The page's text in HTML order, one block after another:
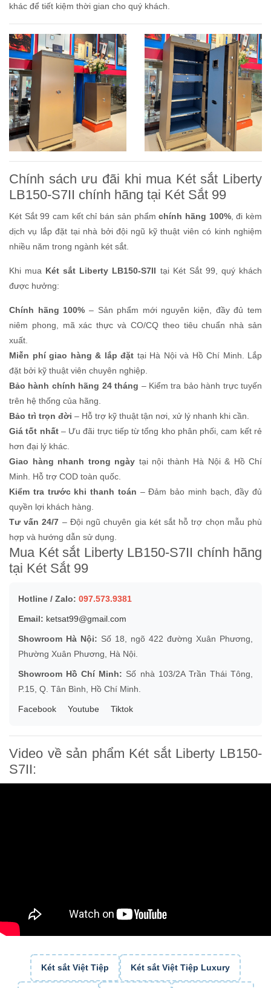
khác để tiết kiệm thời gian cho quý khách.
Chính sách ưu đãi khi mua Két sắt Liberty
LB150-S7II chính hãng tại Két Sắt 99
Két Sắt 99 cam kết chỉ bán sản phẩmchính hãng 100%, đi kèm
dịch vụ lắp đặt tại nhà bởi đội ngũ kỹ thuật viên có kinh nghiệm
nhiều năm trong ngành két sắt.
Khi mua Két sắt Liberty LB150-S7II tại Két Sắt 99, quý khách
được hưởng:
Chính hãng 100% – Sản phẩm mới nguyên kiện, đầy đủ tem
niêm phong, mã xác thực và CO/CQ theo tiêu chuẩn nhà sản
xuất.
Miễn phí giao hàng & lắp đặt tại Hà Nội và Hồ Chí Minh. Lắp
đặt bởi kỹ thuật viên chuyên nghiệp.
Bảo hành chính hãng 24 tháng – Kiểm tra bảo hành trực tuyến
trên hệ thống của hãng.
Bảo trì trọn đời – Hỗ trợ kỹ thuật tận nơi, xử lý nhanh khi cần.
Giá tốt nhất– Ưu đãi trực tiếp từ tổng kho phân phối, cam kết rẻ
hơn đại lý khác.
Giao hàng nhanh trong ngày tại nội thành Hà Nội & Hồ Chí
Minh. Hỗ trợ COD toàn quốc.
Kiểm tra trước khi thanh toán – Đảm bảo minh bạch, đầy đủ
quyền lợi khách hàng.
Tư vấn 24/7 – Đội ngũ chuyên gia két sắt hỗ trợ chọn mẫu phù
hợp và hướng dẫn sử dụng.
Mua Két sắt Liberty LB150-S7II chính hãng
tại Két Sắt 99
Hotline / Zalo: 097.573.9381
Email: ketsat99@gmail.com
Showroom Hà Nội: Số 18, ngõ 422 đường Xuân Phương,
Phường Xuân Phương, Hà Nội.
Showroom Hồ Chí Minh: Số nhà 103/2A Trần Thái Tông,
P.15, Q. Tân Bình, Hồ Chí Minh.
Facebook Youtube Tiktok
Video về sản phẩm Két sắt Liberty LB150-
S7II:
Két sắt Việt Tiệp Két sắt Việt Tiệp Luxury